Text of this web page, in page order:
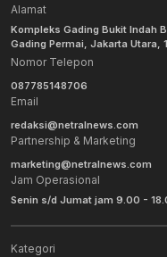
Alamat
Kompleks Gading Bukit Indah
Gading Permai, Jakarta Utara,
Nomor Telepon
087785148706
Email
redaksi@netralnews.com
Partnership & Marketing
marketing@netralnews.com
Jam Operasional
Senin s/d Jumat jam 9.00 -
Kategori